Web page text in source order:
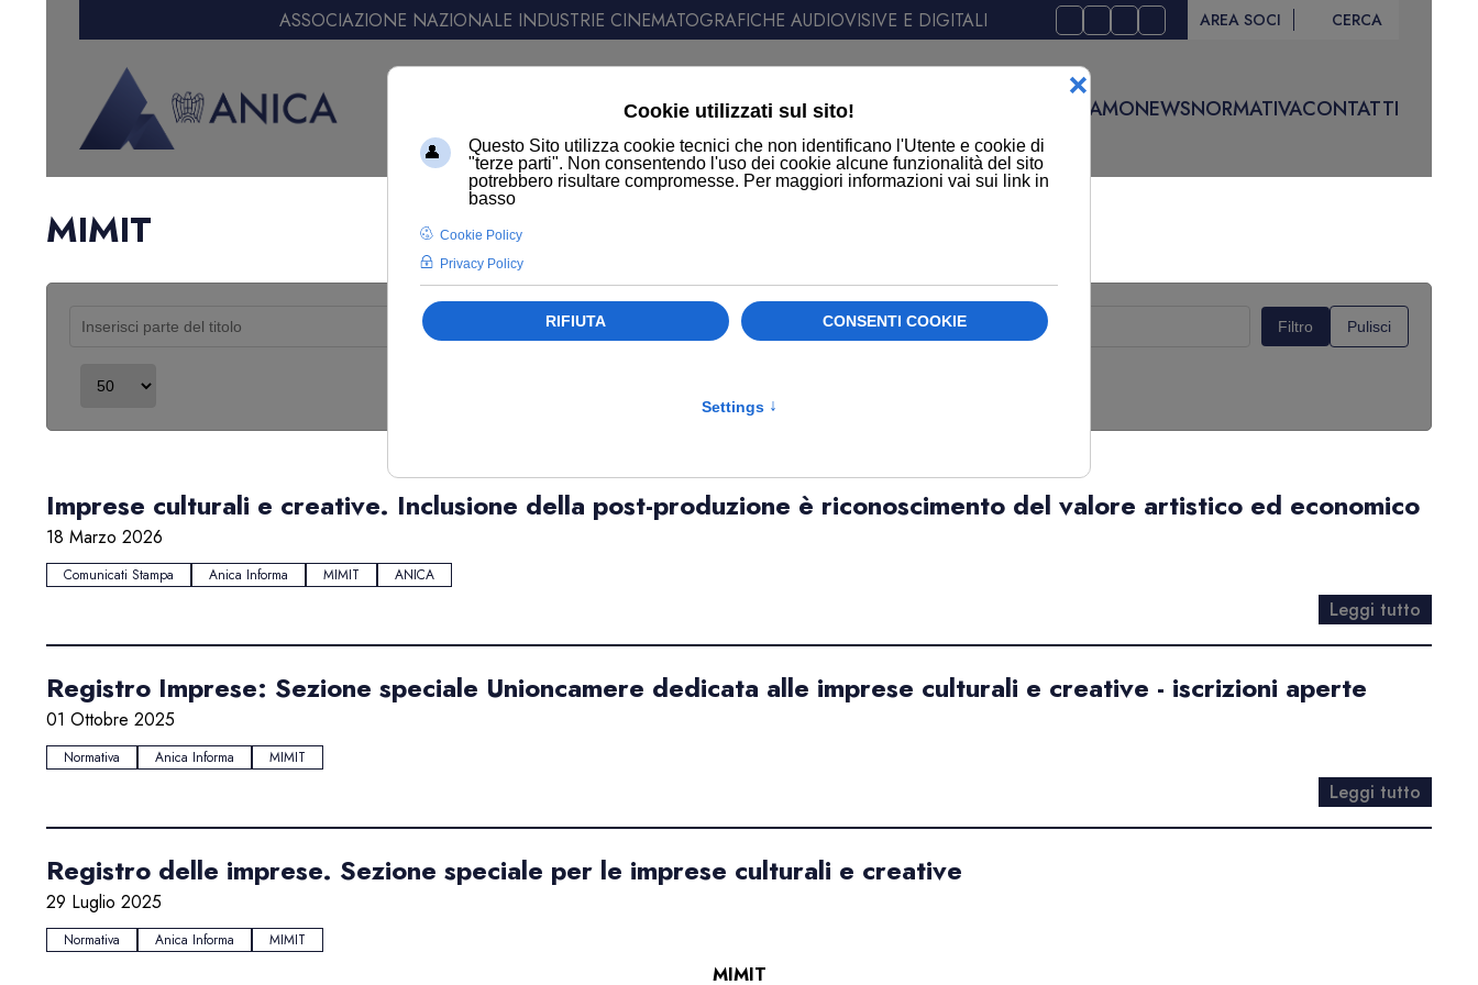
ASSOCIAZIONE NAZIONALE INDUSTRIE CINEMATOGRAFICHE AUDIOVISIVE E DIGITALI AREA SOCI CERCA
CHI SIAMONEWSNORMATIVACONTATTI
MIMIT
Filtro Pulisci
Imprese culturali e creative. Inclusione della post-produzione è riconoscimento del valore artistico ed economico
18 Marzo 2026
Comunicati Stampa Anica Informa MIMIT ANICA
Leggi tutto
Registro Imprese: Sezione speciale Unioncamere dedicata alle imprese culturali e creative - iscrizioni aperte
01 Ottobre 2025
Normativa Anica Informa MIMIT
Leggi tutto
Registro delle imprese. Sezione speciale per le imprese culturali e creative
29 Luglio 2025
Normativa Anica Informa MIMIT
MIMIT